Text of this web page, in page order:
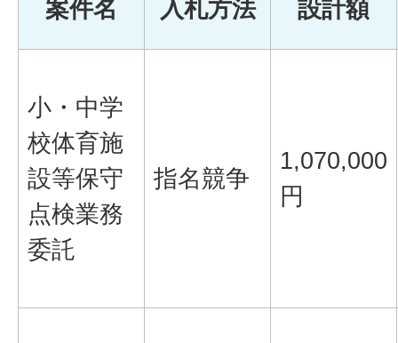
案件名 入札方法 設計額
小・中学
校体育施
設等保守
点検業務
委託
指名競争
1,070,000
円